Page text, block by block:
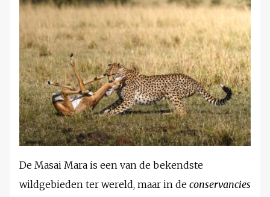
De Masai Mara is een van de bekendste
wildgebieden ter wereld, maar in de conservancies